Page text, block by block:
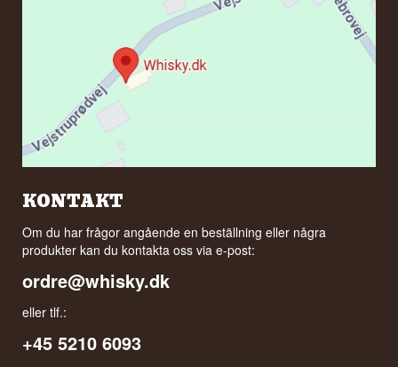
KONTAKT
Om du har frågor angående en beställning eller några
produkter kan du kontakta oss via e-post:
ordre@whisky.dk
eller tlf.:
+45 5210 6093